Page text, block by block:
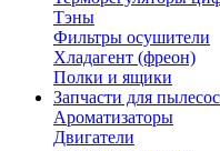
Тэны
Фильтры осушители
Хладагент (фреон)
Полки и ящики
Запчасти для
Ароматизаторы
Двигатели